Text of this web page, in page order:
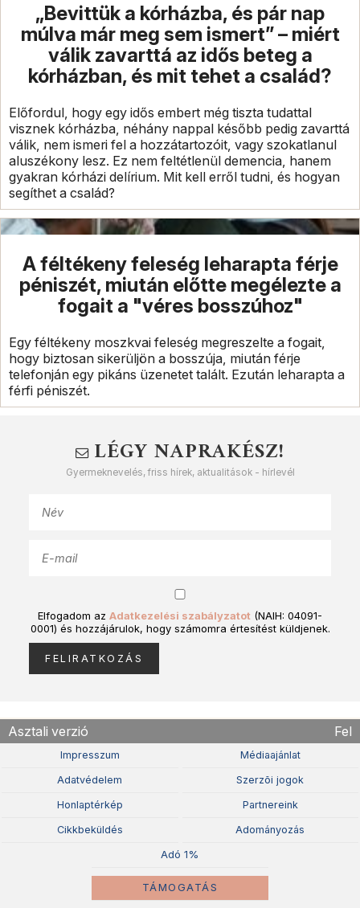
„Bevittük a kórházba, és pár nap
múlva már meg sem ismert” – miért
válik zavarttá az idős beteg a
kórházban, és mit tehet a család?
Előfordul, hogy egy idős embert még tiszta tudattal
visznek kórházba, néhány nappal később pedig zavarttá
válik, nem ismeri fel a hozzátartozóit, vagy szokatlanul
aluszékony lesz. Ez nem feltétlenül demencia, hanem
gyakran kórházi delírium. Mit kell erről tudni, és hogyan
segíthet a család?
A féltékeny feleség leharapta férje
péniszét, miután előtte megélezte a
fogait a "véres bosszúhoz"
Egy féltékeny moszkvai feleség megreszelte a fogait,
hogy biztosan sikerüljön a bosszúja, miután férje
telefonján egy pikáns üzenetet talált. Ezután leharapta a
férfi péniszét.
LÉGY NAPRAKÉSZ!
Gyermeknevelés, friss hírek, aktualitások - hírlevél
Elfogadom az Adatkezelési szabályzatot (NAIH: 04091-
0001) és hozzájárulok, hogy számomra értesítést küldjenek.
Asztali verzió Fel
Impresszum Médiaajánlat
Adatvédelem Szerzõi jogok
Honlaptérkép Partnereink
Cikkbeküldés Adományozás
Adó 1%
TÁMOGATÁS